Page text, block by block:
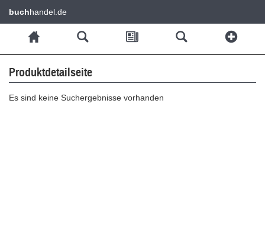
buchhandel.de
Produktdetailseite
Es sind keine Suchergebnisse vorhanden